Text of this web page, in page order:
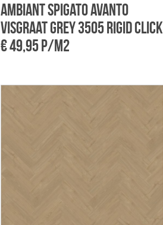
Ambiant Spigato Avanto
visgraat grey 3505 Rigid click
€ 49,95 p/m2